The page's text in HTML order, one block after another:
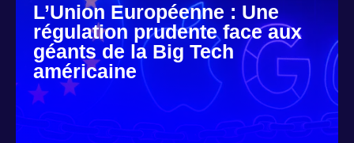
L’Union Européenne : Une
régulation prudente face aux
géants de la Big Tech
américaine